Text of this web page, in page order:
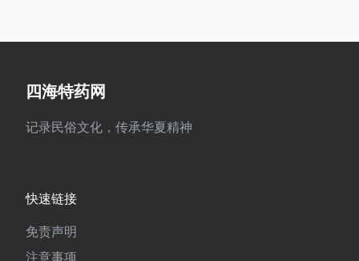
四海特药网
记录民俗文化，传承华夏精神
快速链接
免责声明
注意事项